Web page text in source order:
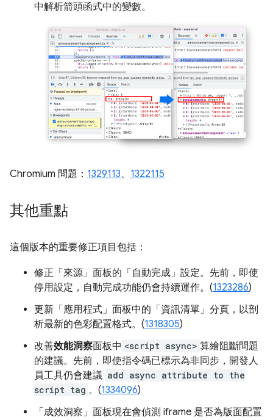
中解析箭頭函式中的變數。
Chromium 問題： 1329113、 1322115
其他重點
這個版本的重要修正項目包括：
修正「來源」面板的「自動完成」設定。 先前，即使
停用設定，自動完成功能仍會持續運作。(1323286)
更新「應用程式」面板中的「資訊清單」分頁，以剖
析最新的色彩配置格式。 (1318305)
改善效能洞察面板中 <script async> 算繪阻斷問題
的建議。先前，即使指令碼已標示為非同步，開發人
員工具仍會建議 add async attribute to the
script tag 。(1334096)
「成效洞察」 面板現在會偵測 iframe 是否為版面配置